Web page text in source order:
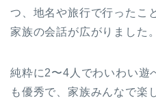
つ、地名や旅行で行ったこ
家族の会話が広がりました。
純粋に2〜4人でわいわい遊
も優秀で、家族みんなで楽